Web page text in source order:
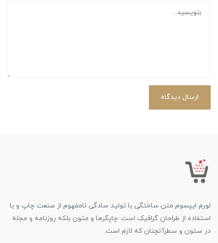
ارسال دیدگاه
لورم ایپسوم متن ساختگی با تولید سادگی نامفهوم از صنعت چاپ و با
استفاده از طراحان گرافیک است. چاپگرها و متون بلکه روزنامه و مجله
در ستون و سطرآنچنان که لازم است.